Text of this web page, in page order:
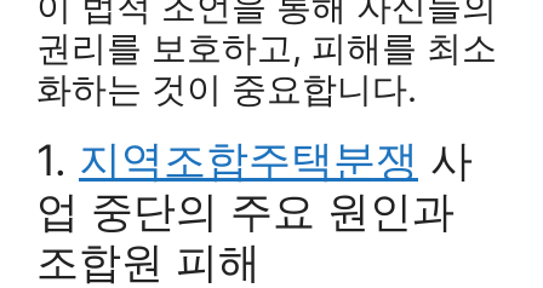
권리를 보호하고, 피해를 최소
화하는 것이 중요합니다.
1. 지역조합주택분쟁 사
업 중단의 주요 원인과
조합원 피해